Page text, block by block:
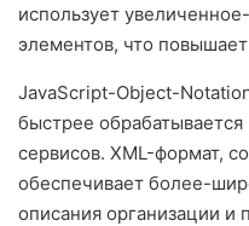
использует
элементов, что
JavaScript-Object-
быстрее
сервисов. XML-формат,
обеспечивает более-
описания организации и